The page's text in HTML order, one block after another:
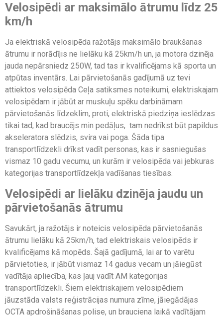
Velosipēdi ar maksimālo ātrumu līdz 25
km/h
Ja elektriskā velosipēda ražotājs maksimālo braukšanas
ātrumu ir norādījis ne lielāku kā 25km/h un, ja motora dzinēja
jauda nepārsniedz 250W, tad tas ir kvalificējams kā sporta un
atpūtas inventārs. Lai pārvietošanās gadījumā uz tevi
attiektos velosipēda Ceļa satiksmes noteikumi, elektriskajam
velosipēdam ir jābūt ar muskuļu spēku darbināmam
pārvietošanās līdzeklim, proti, elektriskā piedziņa ieslēdzas
tikai tad, kad braucējs min pedāļus, tam nedrīkst būt papildus
akseleratora slēdzis, svira vai poga. Šāda tipa
transportlīdzekli drīkst vadīt personas, kas ir sasniegušas
vismaz 10 gadu vecumu, un kurām ir velosipēda vai jebkuras
kategorijas transportlīdzekļa vadīšanas tiesības.
Velosipēdi ar lielāku dzinēja jaudu un
pārvietošanās ātrumu
Savukārt, ja ražotājs ir noteicis velosipēda pārvietošanās
ātrumu lielāku kā 25km/h, tad elektriskais velosipēds ir
kvalificējams kā mopēds. Šajā gadījumā, lai ar to varētu
pārvietoties, ir jābūt vismaz 14 gadus vecam un jāiegūst
vadītāja apliecība, kas ļauj vadīt AM kategorijas
transportlīdzekli. Šiem elektriskajiem velosipēdiem
jāuzstāda valsts reģistrācijas numura zīme, jāiegādājas
OCTA apdrošināšanas polise, un brauciena laikā vadītājam